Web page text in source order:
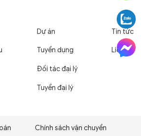
Thủy: Giải Pháp
Chất Lượng Cao
Đi
tác đáng tin cậy, chuyên nghiệp
Dự án
Tuyển dụng
Đối tác đại lý
Tuyển đại lý
Tin tức
Liên hệ
Chính sách vận chuyển